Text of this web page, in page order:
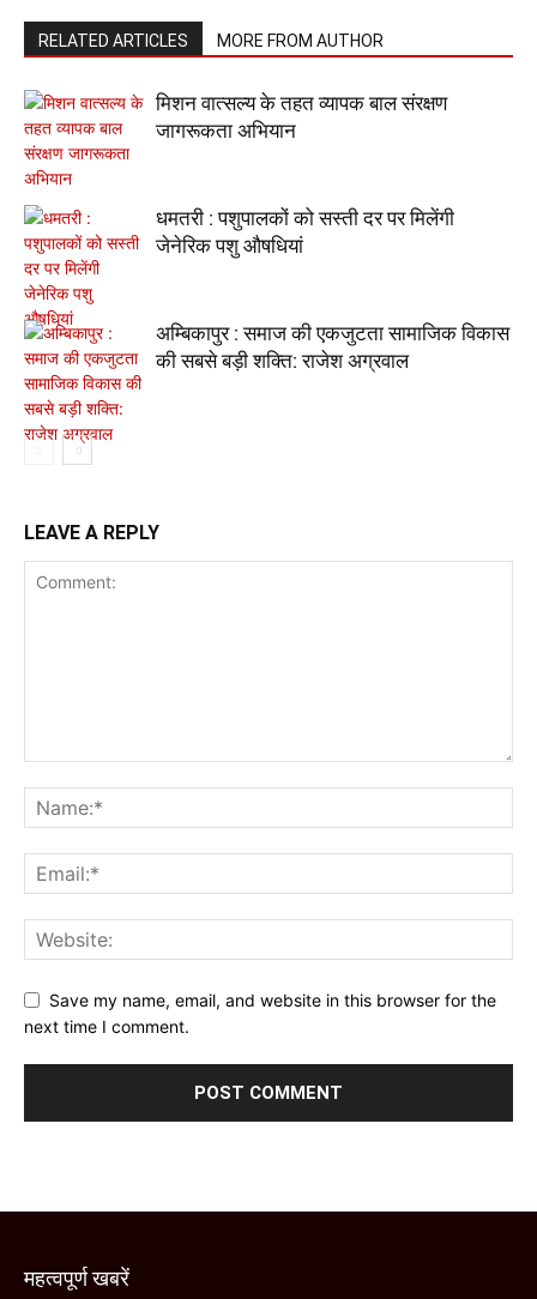
RELATED ARTICLES MORE FROM AUTHOR
मिशन वात्सल्य के तहत व्यापक बाल संरक्षण
जागरूकता अभियान
धमतरी : पशुपालकों को सस्ती दर पर मिलेंगी
जेनेरिक पशु औषधियां
अम्बिकापुर : समाज की एकजुटता सामाजिक विकास
की सबसे बड़ी शक्ति: राजेश अग्रवाल
LEAVE A REPLY
Save my name, email, and website in this browser for the
next time I comment.
महत्वपूर्ण खबरें